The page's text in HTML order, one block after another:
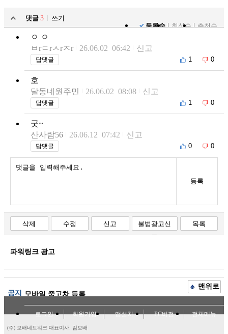
댓글 3
쓰기
등록순
최신순 추천순
ㅇ ㅇ
ㅂrㄷrㅅrㅈr
26.06.02 06:42 신고
답댓글 1 0
호
달동네원주민
26.06.02 08:08 신고
답댓글 1 0
굿~
산사람56
26.06.12 07:42 신고
답댓글 0 0
등록
삭제 수정 신고
불법광고신
고
목록
파워링크 광고
공지 모바일 중고차 등록
맨위로
로그인 회원가입 앱설치 PC버전 전체메뉴
(주) 보배네트워크 대표이사: 김보배